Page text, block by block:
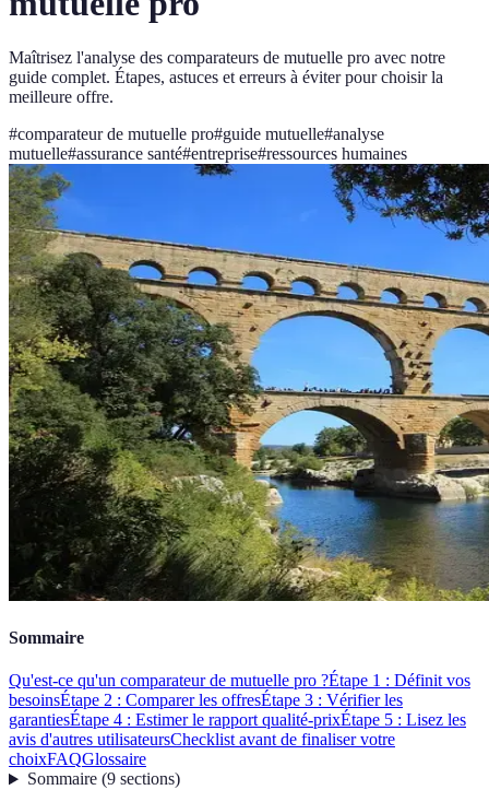
Maîtrisez l'analyse des comparateurs de mutuelle pro avec notre
guide complet. Étapes, astuces et erreurs à éviter pour choisir la
meilleure offre.
#comparateur de mutuelle pro#guide mutuelle#analyse
mutuelle#assurance santé#entreprise#ressources humaines
Sommaire
Qu'est-ce qu'un comparateur de mutuelle pro ?Étape 1 : Définit vos
besoinsÉtape 2 : Comparer les offresÉtape 3 : Vérifier les
garantiesÉtape 4 : Estimer le rapport qualité-prixÉtape 5 : Lisez les
avis d'autres utilisateursChecklist avant de finaliser votre
choixFAQGlossaire
Sommaire(9 sections)